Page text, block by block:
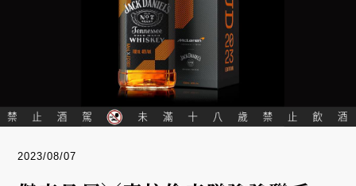
2023/08/07